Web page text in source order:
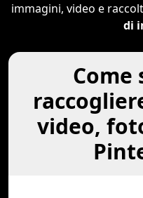
immagini, video e
di
Come
video,